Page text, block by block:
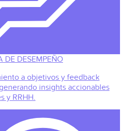
DE DESEMPEÑO
a objetivos y feedback
insights accionables
y RRHH.